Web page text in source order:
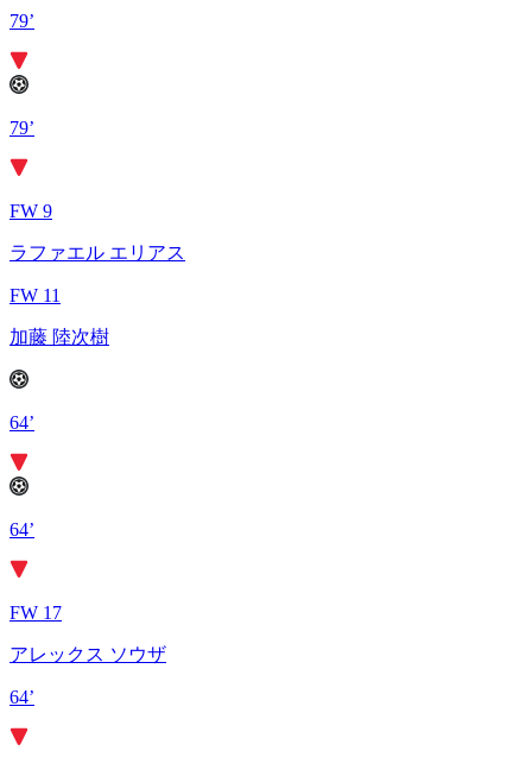
79’
79’
FW 9
ラファエル エリアス
FW 11
加藤 陸次樹
64’
64’
FW 17
アレックス ソウザ
64’